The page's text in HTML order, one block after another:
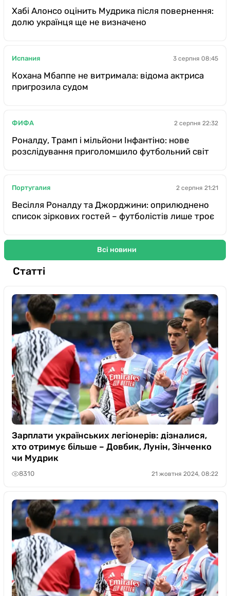
Хабі Алонсо оцінить Мудрика після повернення:
долю українця ще не визначено
Испания 3 серпня 08:45
Кохана Мбаппе не витримала: відома актриса
пригрозила судом
ФИФА 2 серпня 22:32
Роналду, Трамп і мільйони Інфантіно: нове
розслідування приголомшило футбольний світ
Португалия 2 серпня 21:21
Весілля Роналду та Джорджини: оприлюднено
список зіркових гостей – футболістів лише троє
Всі новини
Статті
Зарплати українських легіонерів: дізналися,
хто отримує більше – Довбик, Лунін, Зінченко
чи Мудрик
8310 21 жовтня 2024, 08:22